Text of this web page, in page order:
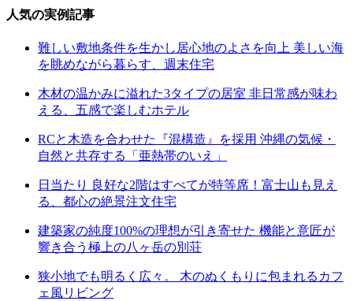
人気の実例記事
難しい敷地条件を生かし居心地のよさを向上 美しい海
を眺めながら暮らす、週末住宅
木材の温かみに溢れた3タイプの居室 非日常感が味わ
える、五感で楽しむホテル
RCと木造を合わせた『混構造』を採用 沖縄の気候・
自然と共存する「亜熱帯のいえ」
日当たり 良好な2階はすべてが特等席！富士山も見え
る、都心の絶景注文住宅
建築家の純度100%の理想が引き寄せた 機能と意匠が
響き合う極上の八ヶ岳の別荘
狭小地でも明るく広々。 木のぬくもりに包まれるカフ
ェ風リビング